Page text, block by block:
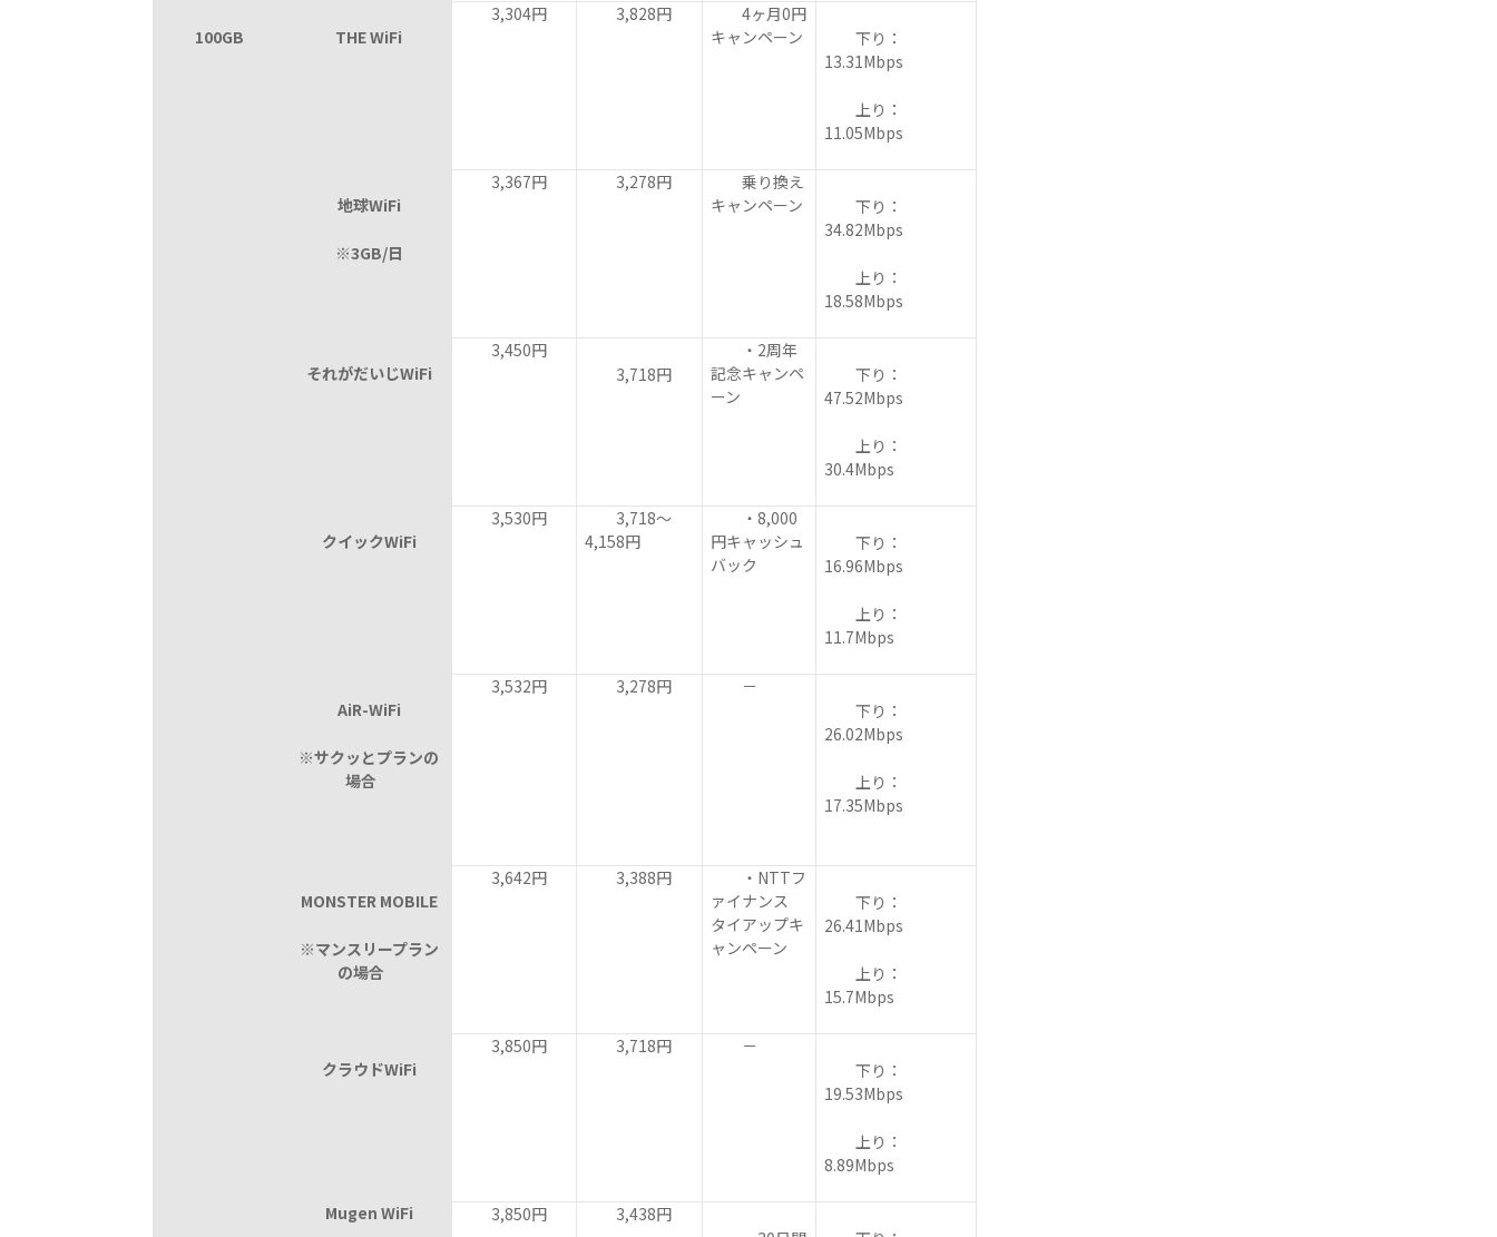
100GB THE WiFi
3,304円 3,828円
4ヶ月0円
キャンペーン
下り：
13.31Mbps
上り：
11.05Mbps
地球WiFi
※3GB/日
3,367円 3,278円
乗り換え
キャンペーン
下り：
34.82Mbps
上り：
18.58Mbps
それがだいじWiFi
3,450円
3,718円
・2周年
記念キャンペ
ーン
下り：
47.52Mbps
上り：
30.4Mbps
クイックWiFi
3,530円
3,718～
4,158円
・8,000
円キャッシュ
バック
下り：
16.96Mbps
上り：
11.7Mbps
AiR-WiFi
※サクッとプランの
場合
3,532円 3,278円
－
下り：
26.02Mbps
上り：
17.35Mbps
MONSTER MOBILE
※マンスリープラン
の場合
3,642円 3,388円
・NTTフ
ァイナンス
タイアップキ
ャンペーン
下り：
26.41Mbps
上り：
15.7Mbps
クラウドWiFi
3,850円 3,718円
－
下り：
19.53Mbps
上り：
8.89Mbps
Mugen WiFi 3,850円
3,438円